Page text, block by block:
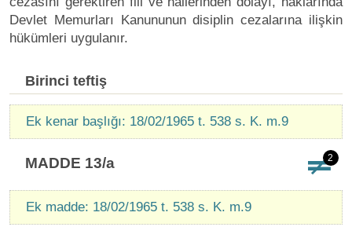
Devlet Memurları Kanununun disiplin cezalarına ilişkin
hükümleri uygulanır.
Birinci teftiş
Ek kenar başlığı: 18/02/1965 t. 538 s. K. m.9
MADDE 13/a 2
Ek madde: 18/02/1965 t. 538 s. K. m.9